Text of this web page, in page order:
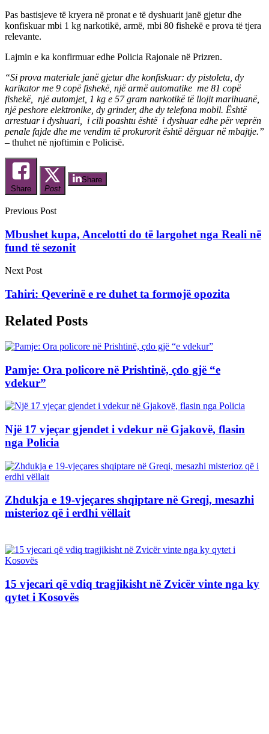
Pas bastisjeve të kryera në pronat e të dyshuarit janë gjetur dhe
konfiskuar mbi 1 kg narkotikë, armë, mbi 80 fishekë e prova të tjera
relevante.
Lajmin e ka konfirmuar edhe Policia Rajonale në Prizren.
“Si prova materiale janë gjetur dhe konfiskuar: dy pistoleta, dy
karikator me 9 copë fishekë, një armë automatike me 81 copë
fishekë, një automjet, 1 kg e 57 gram narkotikë të llojit marihuanë,
një peshore elektronike, dy grinder, dhe dy telefona mobil. Është
arrestuar i dyshuari, i cili poashtu është i dyshuar edhe për veprën
penale fajde dhe me vendim të prokurorit është dërguar në mbajtje.”
– thuhet në njoftimin e Policisë.
Share Post
Share
Previous Post
Mbushet kupa, Ancelotti do të largohet nga Reali në
fund të sezonit
Next Post
Tahiri: Qeverinë e re duhet ta formojë opozita
Related Posts
Pamje: Ora policore në Prishtinë, çdo gjë “e
vdekur”
Një 17 vjeçar gjendet i vdekur në Gjakovë, flasin
nga Policia
Zhdukja e 19-vjeçares shqiptare në Greqi, mesazhi
misterioz që i erdhi vëllait
15 vjecari që vdiq tragjikisht në Zvicër vinte nga ky
qytet i Kosovës